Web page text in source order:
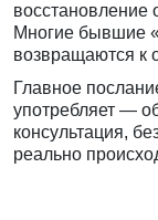
Многие бывшие
возвращаются к
Главное
употребляет —
консультация,
реально